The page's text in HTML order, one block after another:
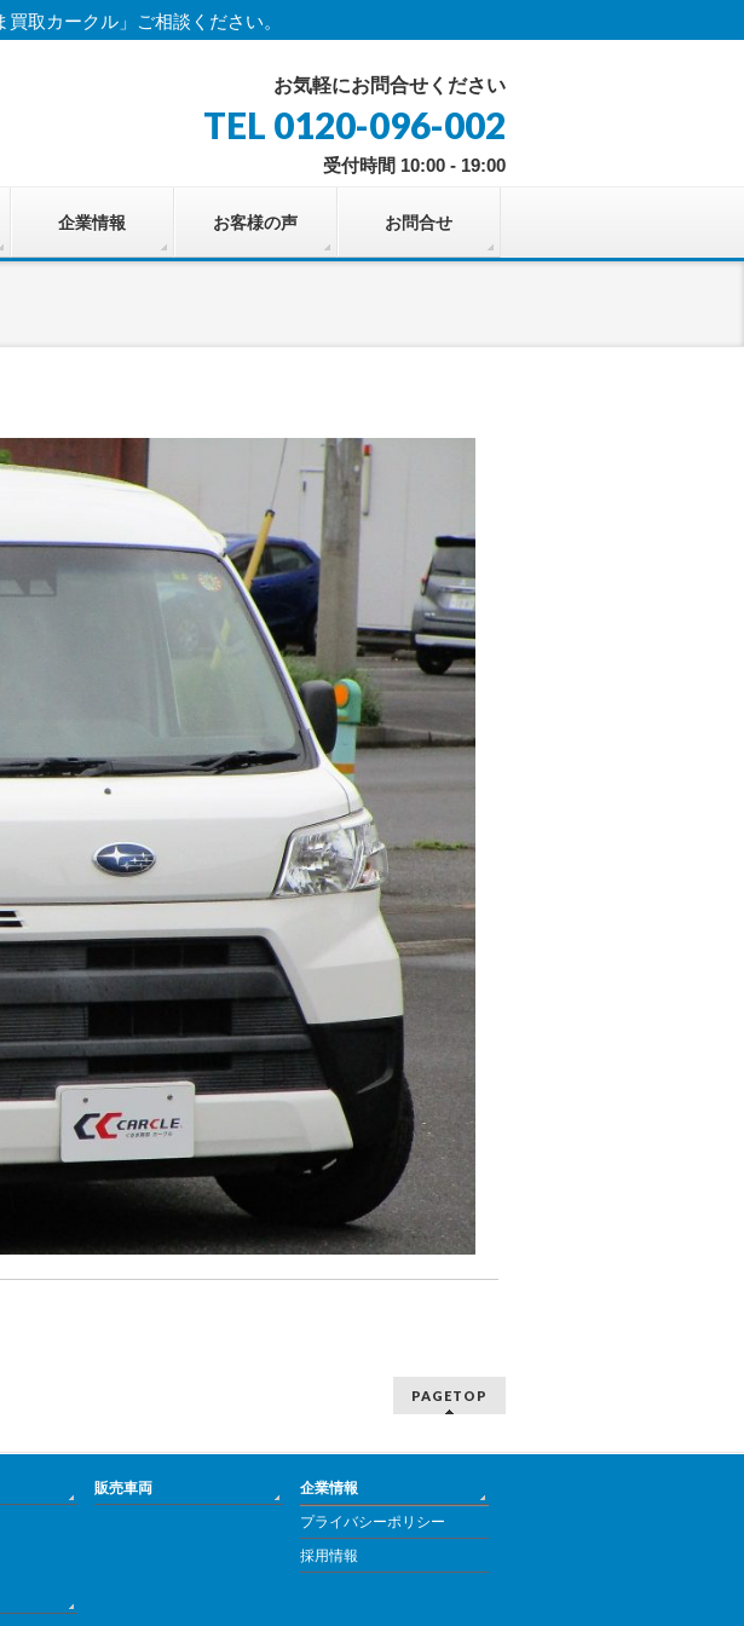
取カークル」ご相談ください。
お気軽にお問合せください
TEL 0120-096-002
受付時間 10:00 - 19:00
企業情報 お客様の声 お問合せ
PAGETOP
販売車両
企業情報
プライバシーポリシー
採用情報